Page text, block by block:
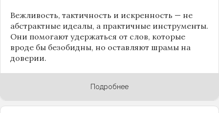
Вежливость, тактичность и искренность — не
абстрактные идеалы, а практичные инструменты.
Они помогают удержаться от слов, которые
вроде бы безобидны, но оставляют шрамы на
доверии.
Подробнее